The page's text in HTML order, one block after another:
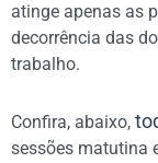
atinge apenas as
decorrência das
trabalho.
Confira, abaixo,
sessões matutina